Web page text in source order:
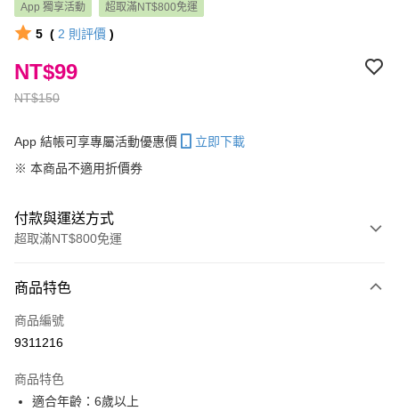
App 獨享活動 超取滿NT$800免運
5 ( 2 則評價 )
NT$150
NT$99
App 結帳可享專屬活動優惠價
立即下載
※ 本商品不適用折價券
付款與運送方式
超取滿NT$800免運
信用卡一次付款
LINE Pay
大哥付你分期
商品特色
商品編號
9311216
商品特色
適合年齡：6歲以上